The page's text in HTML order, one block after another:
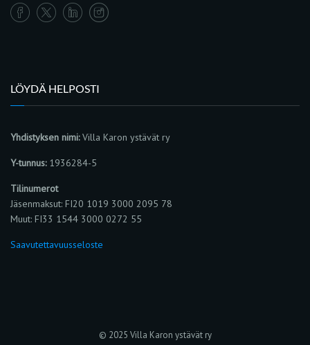
LÖYDÄ HELPOSTI
Yhdistyksen nimi:Villa Karon ystävät ry
Y-tunnus:1936284-5
Tilinumerot
Jäsenmaksut: FI20 1019 3000 2095 78
Muut: FI33 1544 3000 0272 55
Saavutettavuusseloste
© 2025 Villa Karon ystävät ry